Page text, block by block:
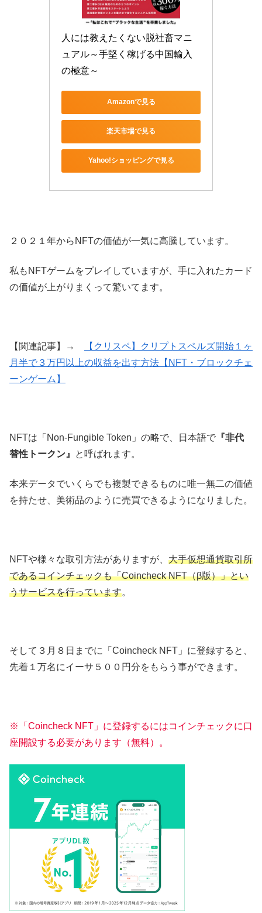
人には教えたくない脱社畜マニ
ュアル～手堅く稼げる中国輸入
の極意～
Amazonで見る
楽天市場で見る
Yahoo!ショッピングで見る
２０２１年からNFTの価値が一気に高騰しています。
私もNFTゲームをプレイしていますが、手に入れたカード
の価値が上がりまくって驚いてます。
【関連記事】→
【クリスペ】クリプトスペルズ開始１ヶ
月半で３万円以上の収益を出す方法【NFT・ブロックチェ
ーンゲーム】
NFTは「Non-Fungible Token」の略で、日本語で 『非代
替性トークン』
と呼ばれます。
本来データでいくらでも複製できるものに唯一無二の価値
を持たせ、美術品のように売買できるようになりました。
NFTや様々な取引方法がありますが、 大手仮想通貨取引所
であるコインチェックも「Coincheck NFT（β版）」とい
うサービスを行っています。
そして３月８日までに「Coincheck NFT」に登録すると、
先着１万名にイーサ５００円分をもらう事ができます。
※「Coincheck NFT」に登録するにはコインチェックに口
座開設する必要があります（無料） 。